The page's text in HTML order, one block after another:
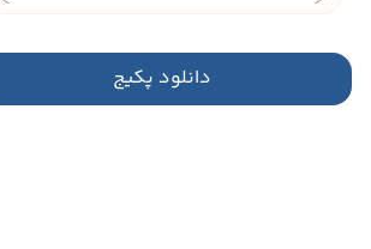
از 58,000,000 تومان
دانلود پکیج